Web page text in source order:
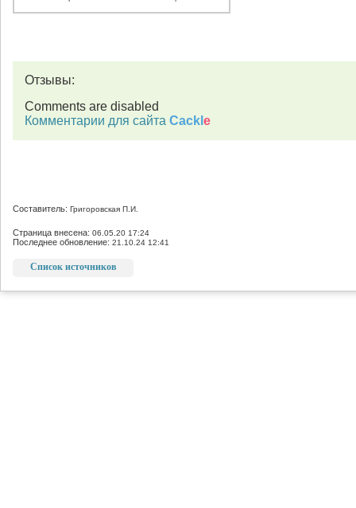
Отзывы:
Comments are disabled
Комментарии для сайта Cackl e
Составитель: Григоровская П.И.
Страница внесена: 06.05.20 17:24
Последнее обновление: 21.10.24 12:41
Список источников